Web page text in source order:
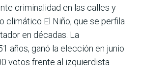
criminalidad en las calles y
climático El Niño, que se perfila
en décadas. La
años, ganó la elección en junio
votos frente al izquierdista